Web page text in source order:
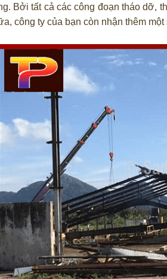
Bởi tất cả các công đoạn tháo dỡ,
công ty của bạn còn nhận thêm